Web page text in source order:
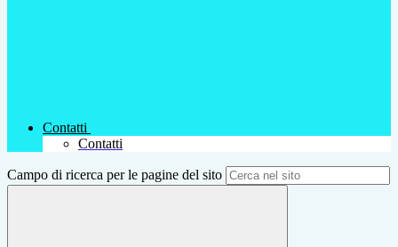
Contatti
Contatti
Campo di ricerca per le pagine del sito